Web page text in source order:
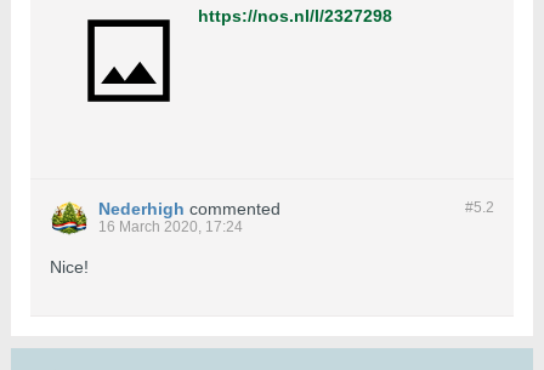
https://nos.nl/l/2327298
#5.2
Nederhigh commented
16 March 2020, 17:24
Nice!